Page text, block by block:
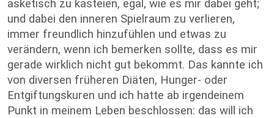
asketisch zu kasteien, egal, wie es mir dabei geht;
und dabei den inneren Spielraum zu verlieren,
immer freundlich hinzufühlen und etwas zu
verändern, wenn ich bemerken sollte, dass es mir
gerade wirklich nicht gut bekommt. Das kannte ich
von diversen früheren Diäten, Hunger- oder
Entgiftungskuren und ich hatte ab irgendeinem
Punkt in meinem Leben beschlossen: das will ich